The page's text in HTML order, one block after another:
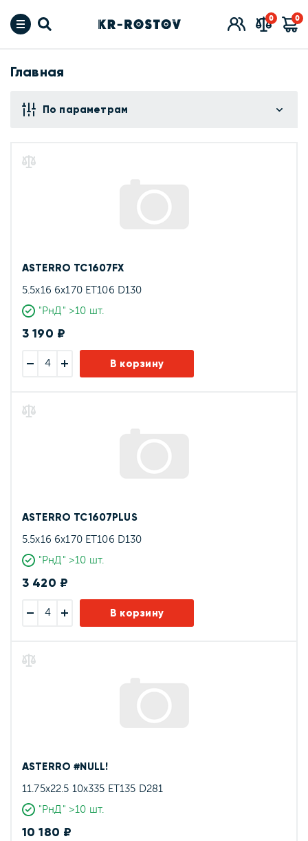
0 0
Главная
По параметрам
ASTERRO TC1607FX
5.5x16 6x170 ET106 D130
"РнД" >10 шт.
3 190 ₽
В корзину
ASTERRO TC1607PLUS
5.5x16 6x170 ET106 D130
"РнД" >10 шт.
3 420 ₽
В корзину
ASTERRO #NULL!
11.75x22.5 10x335 ET135 D281
"РнД" >10 шт.
10 180 ₽